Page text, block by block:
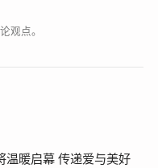
观点。
温暖启幕 传递爱与美好